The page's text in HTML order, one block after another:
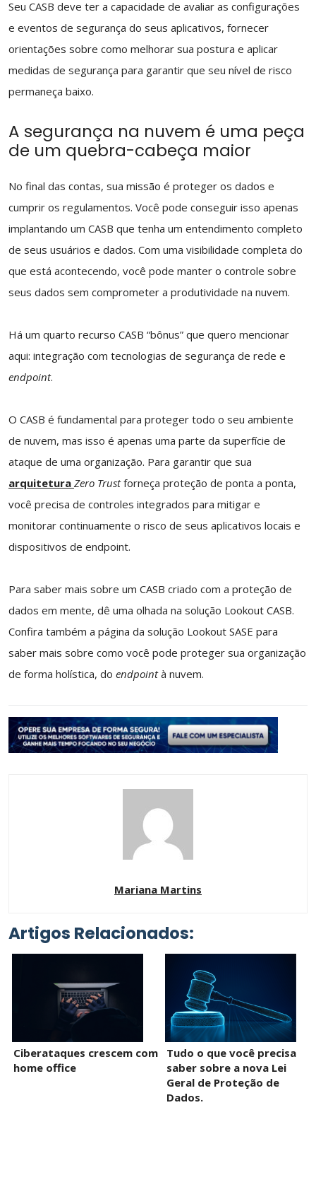
Seu CASB deve ter a capacidade de avaliar as configurações
e eventos de segurança do seus aplicativos, fornecer
orientações sobre como melhorar sua postura e aplicar
medidas de segurança para garantir que seu nível de risco
permaneça baixo.
A segurança na nuvem é uma peça
de um quebra-cabeça maior
No final das contas, sua missão é proteger os dados e
cumprir os regulamentos. Você pode conseguir isso apenas
implantando um CASB que tenha um entendimento completo
de seus usuários e dados. Com uma visibilidade completa do
que está acontecendo, você pode manter o controle sobre
seus dados sem comprometer a produtividade na nuvem.
Há um quarto recurso CASB “bônus” que quero mencionar
aqui: integração com tecnologias de segurança de rede e
endpoint.
O CASB é fundamental para proteger todo o seu ambiente
de nuvem, mas isso é apenas uma parte da superfície de
ataque de uma organização. Para garantir que sua
arquitetura Zero Trustforneça proteção de ponta a ponta,
você precisa de controles integrados para mitigar e
monitorar continuamente o risco de seus aplicativos locais e
dispositivos de endpoint.
Para saber mais sobre um CASB criado com a proteção de
dados em mente, dê uma olhada na solução Lookout CASB.
Confira também a página da solução Lookout SASE para
saber mais sobre como você pode proteger sua organização
de forma holística, do endpointà nuvem.
Mariana Martins
Artigos Relacionados:
Ciberataques crescem com
home office
Tudo o que você precisa
saber sobre a nova Lei
Geral de Proteção de
Dados.